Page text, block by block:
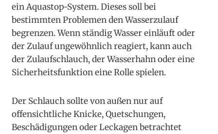
ein Aquastop-System. Dieses soll bei
bestimmten Problemen den Wasserzulauf
begrenzen. Wenn ständig Wasser einläuft oder
der Zulauf ungewöhnlich reagiert, kann auch
der Zulaufschlauch, der Wasserhahn oder eine
Sicherheitsfunktion eine Rolle spielen.
Der Schlauch sollte von außen nur auf
offensichtliche Knicke, Quetschungen,
Beschädigungen oder Leckagen betrachtet